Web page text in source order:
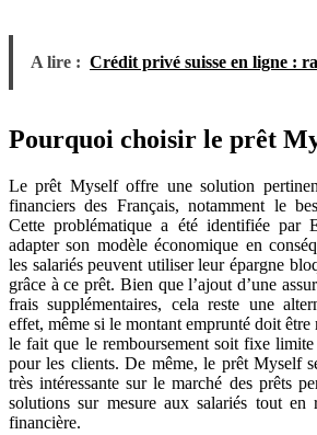
A lire : Crédit privé suisse en ligne :
Pourquoi choisir le prêt
Le prêt Myself offre une solution
financiers des Français, notamment le
Cette problématique a été identifiée par
adapter son modèle économique en
les salariés peuvent utiliser leur épargne
grâce à ce prêt. Bien que l’ajout d’une
frais supplémentaires, cela reste une
effet, même si le montant emprunté doit être
le fait que le remboursement soit fixe
pour les clients. De même, le prêt Myself
très intéressante sur le marché des prêts
solutions sur mesure aux salariés tout en
financière.